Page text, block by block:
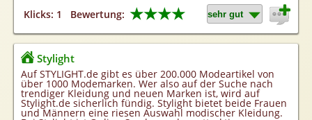
Klicks: 1
Bewertung: ★★★★
Stylight
Auf STYLIGHT.de gibt es über 200.000 Modeartikel von
über 1000 Modemarken. Wer also auf der Suche nach
trendiger Kleidung und neuen Marken ist, wird auf
Stylight.de sicherlich fündig. Stylight bietet beide Frauen
und Männern eine riesen Auswahl modischer Kleidung.